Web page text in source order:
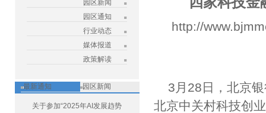
园区新闻
园区通知
行业动态
媒体报道
政策解读
最新通知 园区新闻
关于参加“2025年AI发展趋势
http://
3月28日，北京
北京中关村科技创